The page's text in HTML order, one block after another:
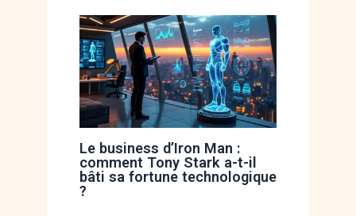
Le business d’Iron Man :
comment Tony Stark a-t-il
bâti sa fortune technologique
?